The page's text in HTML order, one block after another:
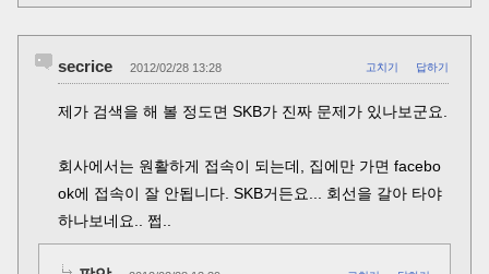
secrice 2012/02/28 13:28 고치기 답하기
제가 검색을 해 볼 정도면 SKB가 진짜 문제가 있나보군요.
회사에서는 원활하게 접속이 되는데, 집에만 가면 facebo
ok에 접속이 잘 안됩니다. SKB거든요... 회선을 갈아 타야
하나보네요.. 쩝..